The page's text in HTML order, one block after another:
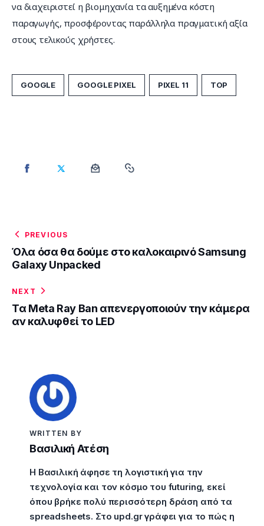
να διαχειριστεί η βιομηχανία τα αυξημένα κόστη
παραγωγής, προσφέροντας παράλληλα πραγματική αξία
στους τελικούς χρήστες.
GOOGLE GOOGLE PIXEL PIXEL 11 TOP
PREVIOUS
Όλα όσα θα δούμε στο καλοκαιρινό Samsung
Galaxy Unpacked
NEXT
Τα Meta Ray Ban απενεργοποιούν την κάμερα
αν καλυφθεί το LED
WRITTEN BY
Βασιλική Ατέση
Η Βασιλική άφησε τη λογιστική για την
τεχνολογία και τον κόσμο του futuring, εκεί
όπου βρήκε πολύ περισσότερη δράση από τα
spreadsheets. Στο upd.gr γράφει για το πώς η